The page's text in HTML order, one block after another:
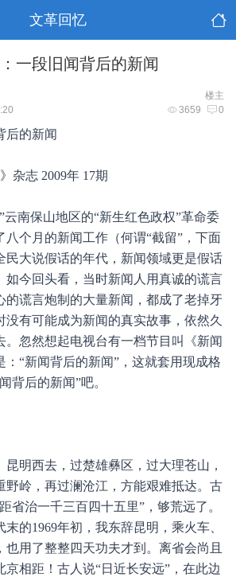
文革回忆
一段旧闻背后的新闻
楼主
3659 0
后的新闻
杂志 2009年 17期
云南保山地区的“新生红色政权”革命委
八个月的新闻工作（何谓“截留”，下面
民大说假话的年代，新闻领域更是假话
如今回头看，当时新闻人用真诚的谎言
的谎言炮制的大量新闻，都成了老掉牙
没有可能成为新闻的真实故事，依然久
。忽然想起电视台有一档节目叫《新闻
：“新闻背后的新闻”，这就套用现成格
背后的新闻”吧。
明西去，过楚雄彝区，过大理苍山，
野岭，再过澜沧江，方能艰难抵达。古
省治一千三百四十五里”，够荒远了。
的1969年初，我东辞昆明，乘火车、
也用了整整四天功夫才到。离省会尚且
京相距！古人说“日近长安远”，在此边